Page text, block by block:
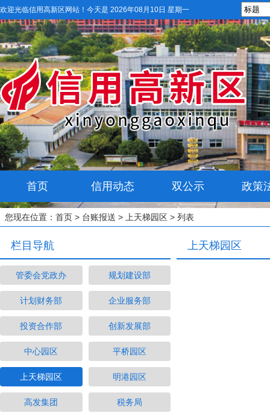
欢迎光临信用高新区网站！ 今天是 2026年08月10日 星期一
首页 信用动态 双公示 政策
您现在位置： 首页 > 台账报送 > 上天梯园区 > 列表
栏目导航
管委会党政办 规划建设部
计划财务部 企业服务部
投资合作部 创新发展部
中心园区 平桥园区
上天梯园区 明港园区
高发集团 税务局
上天梯园区